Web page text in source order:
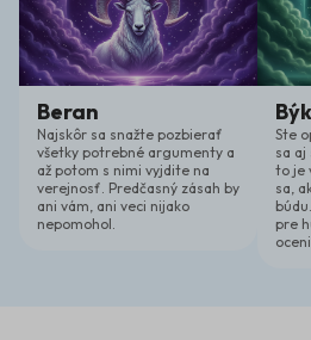
Beran
Najskôr sa snažte pozbierať
všetky potrebné argumenty a
až potom s nimi vyjdite na
verejnosť. Predčasný zásah by
ani vám, ani veci nijako
nepomohol.
Býk
Ste
sa aj
to je
sa,
pre